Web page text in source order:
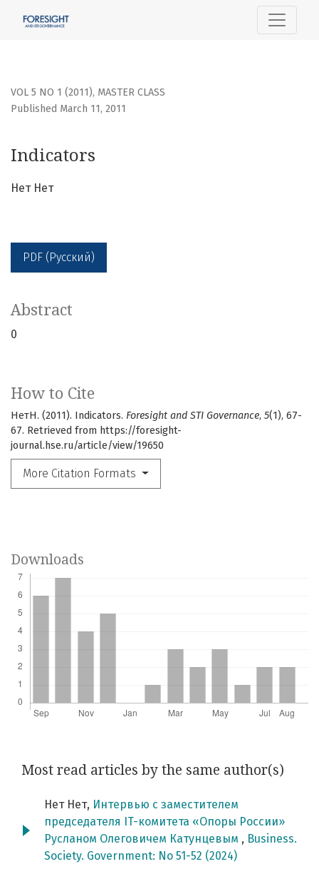
VOL 5 NO 1 (2011), MASTER CLASS
Indicators
Published March 11, 2011
Нет Нет
PDF (Русский)
How to Cite
НетН. (2011). Indicators. Foresight and STI Governance, 5(1), 67-
67. Retrieved from https://foresight-
journal.hse.ru/article/view/19650
More Citation Formats
Abstract
0
Downloads
Most read articles by the same author(s)
Нет Нет, Интервью с заместителем
председателя IT-комитета «Опоры России»
Русланом Олеговичем Катунцевым , Business.
Society. Government: No 51-52 (2024)